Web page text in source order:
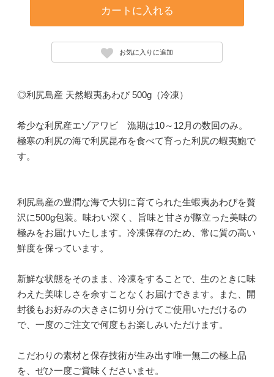
カートに入れる
お気に入りに追加
◎利尻島産 天然蝦夷あわび 500g（冷凍）
希少な利尻産エゾアワビ 漁期は10～12月の数回のみ。
極寒の利尻の海で利尻昆布を食べて育った利尻の蝦夷鮑で
す。
利尻島産の豊潤な海で大切に育てられた生蝦夷あわびを贅
沢に500g包装。味わい深く、旨味と甘さが際立った美味の
極みをお届けいたします。冷凍保存のため、常に質の高い
鮮度を保っています。
新鮮な状態をそのまま、冷凍をすることで、生のときに味
わえた美味しさを余すことなくお届けできます。また、開
封後もお好みの大きさに切り分けてご使用いただけるの
で、一度のご注文で何度もお楽しみいただけます。
こだわりの素材と保存技術が生み出す唯一無二の極上品
を、ぜひ一度ご賞味くださいませ。